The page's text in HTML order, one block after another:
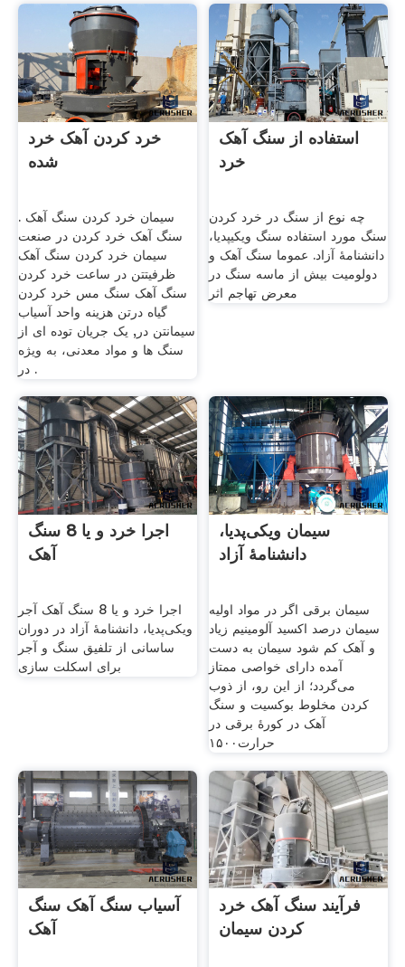
خرد کردن آهک خرد
شده
سیمان خرد کردن سنگ آهک .
سنگ آهک خرد کردن در صنعت
سیمان خرد کردن سنگ آهک
ظرفیتتن در ساعت خرد کردن
سنگ آهک سنگ مس خرد کردن
گیاه درتن هزینه واحد آسیاب
سیمانتن در, یک جریان توده ای از
سنگ ها و مواد معدنی، به ویژه
در .
استفاده از سنگ آهک
خرد
چه نوع از سنگ در خرد کردن
سنگ مورد استفاده سنگ ویکیپدیا،
دانشنامهٔ آزاد. عموما سنگ آهک و
دولومیت بیش از ماسه سنگ در
معرض تهاجم اثر
اجرا خرد و یا 8 سنگ
آهک
اجرا خرد و یا 8 سنگ آهک آجر
ویکی‌پدیا، دانشنامهٔ آزاد در دوران
ساسانی از تلفیق سنگ و آجر
برای اسکلت سازی
سیمان ویکی‌پدیا،
دانشنامهٔ آزاد
سیمان برقی اگر در مواد اولیه
سیمان درصد اکسید آلومینیم زیاد
و آهک کم شود سیمان به دست
آمده دارای خواصی ممتاز
می‌گردد؛ از این رو، از ذوب
کردن مخلوط بوکسیت و سنگ
آهک در کورهٔ برقی در
حرارت۱۵۰۰
آسیاب سنگ آهک سنگ
آهک
فرآیند سنگ آهک خرد
کردن سیمان